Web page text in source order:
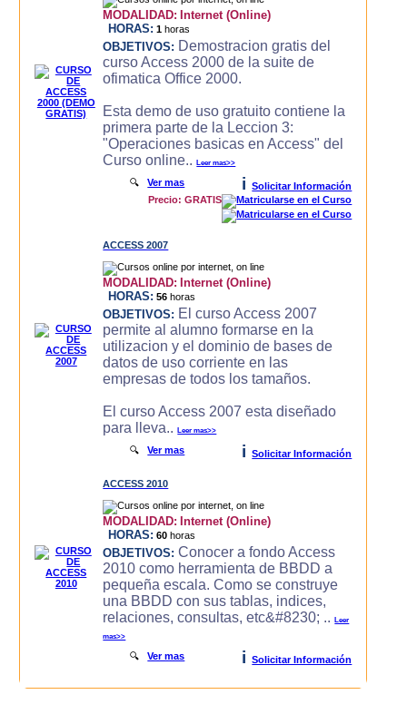
MODALIDAD: Internet (Online)
HORAS: 1 horas
OBJETIVOS: Demostracion gratis del
curso Access 2000 de la suite de
ofimatica Office 2000.
Esta demo de uso gratuito contiene la
primera parte de la Leccion 3:
"Operaciones basicas en Access" del
Curso online..Leer mas>>
🔍Ver mas i
Solicitar Información
Precio: GRATIS
ACCESS 2007
MODALIDAD: Internet (Online)
HORAS: 56 horas
OBJETIVOS: El curso Access 2007
permite al alumno formarse en la
utilizacion y el dominio de bases de
datos de uso corriente en las
empresas de todos los tamaños.
El curso Access 2007 esta diseñado
para lleva..Leer mas>>
🔍Ver mas i Solicitar Información
ACCESS 2010
MODALIDAD: Internet (Online)
HORAS: 60 horas
OBJETIVOS: Conocer a fondo Access
2010 como herramienta de BBDD a
pequeña escala. Como se construye
una BBDD con sus tablas, indices,
relaciones, consultas, etc&#8230; ..Leer
mas>>
🔍Ver mas i Solicitar Información